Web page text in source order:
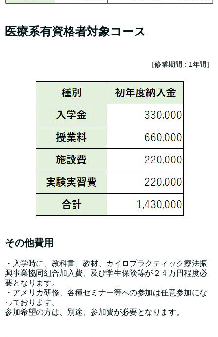
医療系有資格者対象コース
［修業期間：1年間］
その他費用
・入学時に、教科書、教材、カイロプラクティック療法振
興事業協同組合加入費、及び学生保険等が２４万円程度必
要となります。
・アメリカ研修、各種セミナー等への参加は任意参加にな
っております。
参加希望の方は、別途、参加費が必要となります。